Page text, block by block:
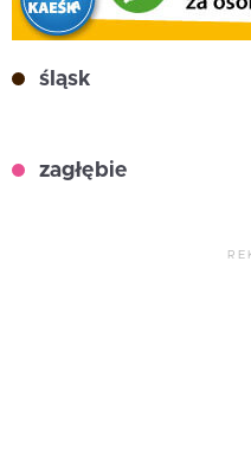
śląsk
zagłębie